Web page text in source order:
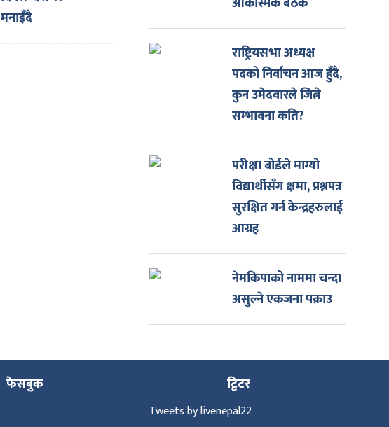
सिफारिस
मनाइँदै
राष्ट्रियसभा अध्यक्ष
पदको निर्वाचन आज हुँदै,
कुन उमेदवारले जित्ने
सम्भावना कति?
परीक्षा बोर्डले माग्यो
विद्यार्थीसँग क्षमा, प्रश्नपत्र
सुरक्षित गर्न केन्द्रहरुलाई
आग्रह
नेमकिपाको नाममा चन्दा
असुल्ने एकजना पक्राउ
फेसबुक ट्विटर
Tweets by livenepal22